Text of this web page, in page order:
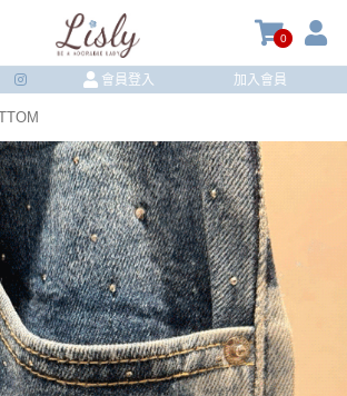
0
會員登入 加入會員